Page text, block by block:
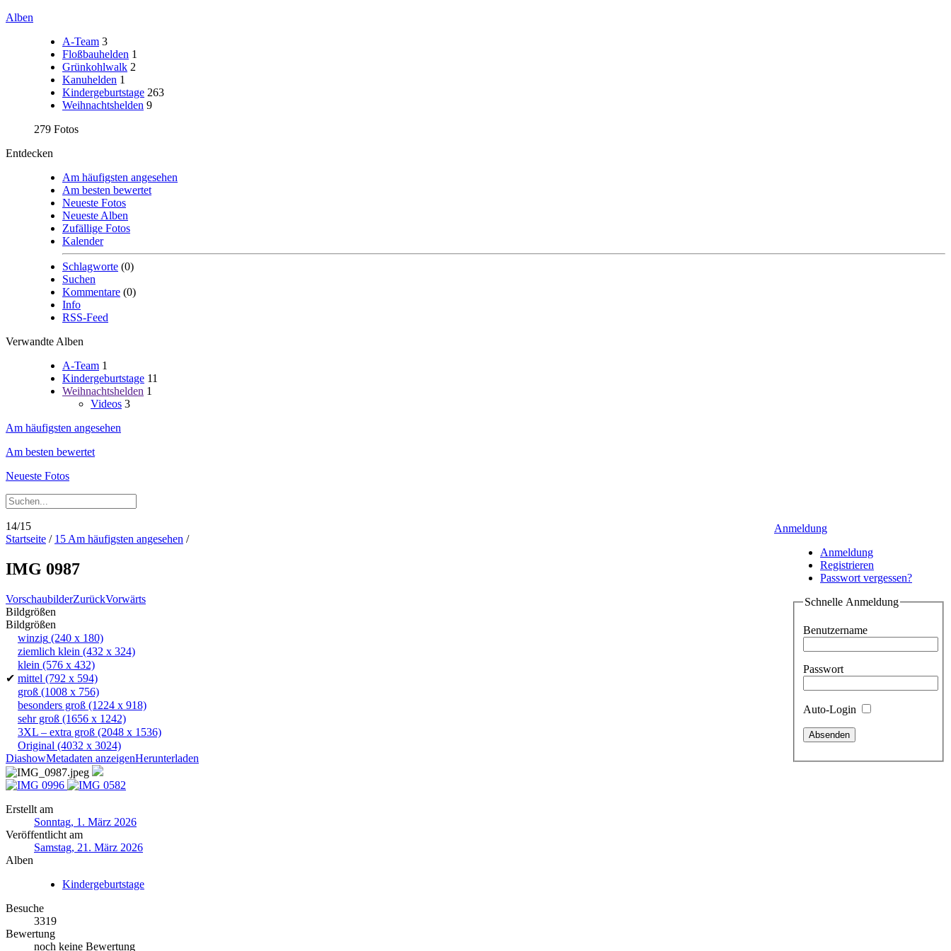
Alben
A-Team 3
Floßbauhelden 1
Grünkohlwalk 2
Kanuhelden 1
Kindergeburtstage 263
Weihnachtshelden 9
279 Fotos
Entdecken
Am häufigsten angesehen
Am besten bewertet
Neueste Fotos
Neueste Alben
Zufällige Fotos
Kalender
Schlagworte (0)
Suchen
Kommentare (0)
Info
RSS-Feed
Verwandte Alben
A-Team 1
Kindergeburtstage 11
Weihnachtshelden 1
Videos 3
Am häufigsten angesehen
Am besten bewertet
Neueste Fotos
Anmeldung
Anmeldung
Registrieren
Passwort vergessen?
Schnelle Anmeldung
Benutzername
Passwort
Auto-Login
14/15
Startseite / 15 Am häufigsten angesehen /
IMG 0987
VorschaubilderZurückVorwärts
Bildgrößen
Bildgrößen
winzig (240 x 180)
ziemlich klein (432 x 324)
klein (576 x 432)
✔ mittel (792 x 594)
groß (1008 x 756)
besonders groß (1224 x 918)
sehr groß (1656 x 1242)
3XL – extra groß (2048 x 1536)
Original (4032 x 3024)
DiashowMetadaten anzeigenHerunterladen
Erstellt am
Sonntag, 1. März 2026
Veröffentlicht am
Samstag, 21. März 2026
Alben
Kindergeburtstage
Besuche
3319
Bewertung
noch keine Bewertung